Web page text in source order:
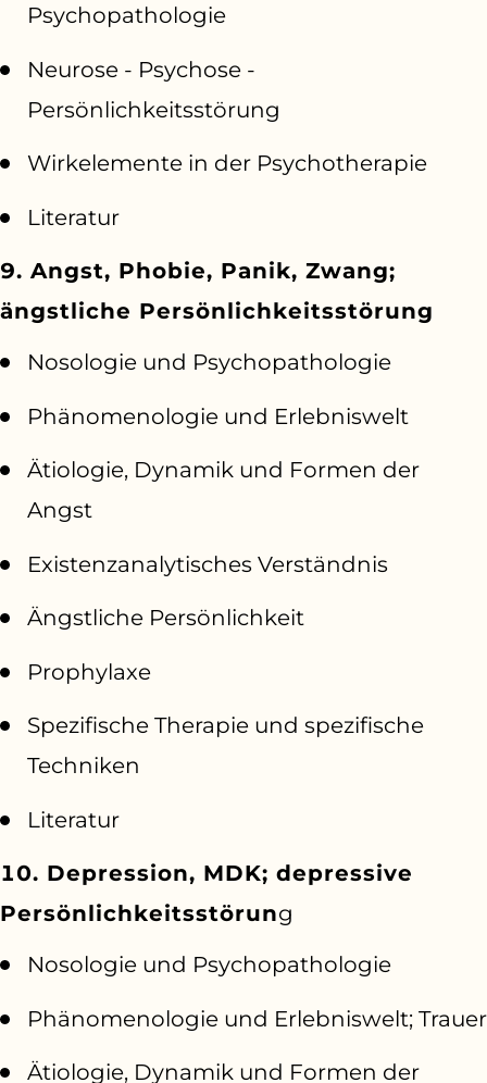
Psychopathologie
Neurose - Psychose -
Persönlichkeitsstörung
Wirkelemente in der Psychotherapie
Literatur
9. Angst, Phobie, Panik, Zwang;
ängstliche Persönlichkeitsstörung
Nosologie und Psychopathologie
Phänomenologie und Erlebniswelt
Ätiologie, Dynamik und Formen der
Angst
Existenzanalytisches Verständnis
Ängstliche Persönlichkeit
Prophylaxe
Spezifische Therapie und spezifische
Techniken
Literatur
10. Depression, MDK; depressive
Persönlichkeitsstörung
Nosologie und Psychopathologie
Phänomenologie und Erlebniswelt; Trauer
Ätiologie, Dynamik und Formen der